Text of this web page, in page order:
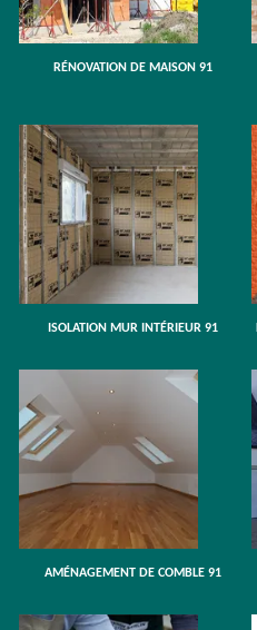
RÉNOVATION DE MAISON 91
ISOLATION MUR INTÉRIEUR 91
AMÉNAGEMENT DE COMBLE 91